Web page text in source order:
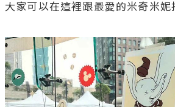
大家可以在這裡跟最愛的米奇米妮